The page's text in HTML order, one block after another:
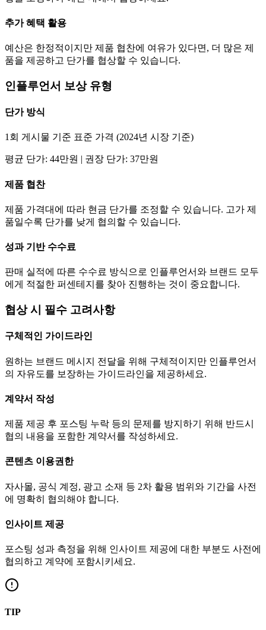
추가 혜택 활용
예산은 한정적이지만 제품 협찬에 여유가 있다면, 더 많은 제
품을 제공하고 단가를 협상할 수 있습니다.
인플루언서 보상 유형
단가방식
1회 게시물 기준 표준 가격 (2024년 시장 기준)
평균 단가: 44만원 | 권장 단가: 37만원
제품 협찬
제품 가격대에 따라 현금 단가를 조정할 수 있습니다. 고가 제
품일수록 단가를 낮게 협의할 수 있습니다.
성과 기반 수수료
판매 실적에 따른 수수료 방식으로 인플루언서와 브랜드 모두
에게 적절한 퍼센테지를 찾아 진행하는 것이 중요합니다.
협상 시 필수 고려사항
구체적인 가이드라인
원하는 브랜드 메시지 전달을 위해 구체적이지만 인플루언서
의 자유도를 보장하는 가이드라인을 제공하세요.
계약서 작성
제품 제공 후 포스팅 누락 등의 문제를 방지하기 위해 반드시
협의 내용을 포함한 계약서를 작성하세요.
콘텐츠 이용권한
자사몰, 공식 계정, 광고 소재 등 2차 활용 범위와 기간을 사전
에 명확히 협의해야 합니다.
인사이트 제공
포스팅 성과 측정을 위해 인사이트 제공에 대한 부분도 사전에
협의하고 계약에 포함시키세요.
TIP